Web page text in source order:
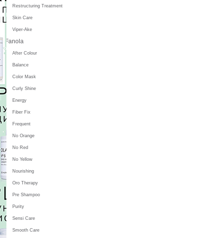
Restructuring Treatment
Skin Care
Viper-Ake
Fanola
After Colour
Balance
Color Mask
Curly Shine
Energy
Fiber Fix
Frequent
No Orange
No Red
No Yellow
Nourishing
Oro Therapy
Pre Shampoo
Purity
Sensi Care
Smooth Care